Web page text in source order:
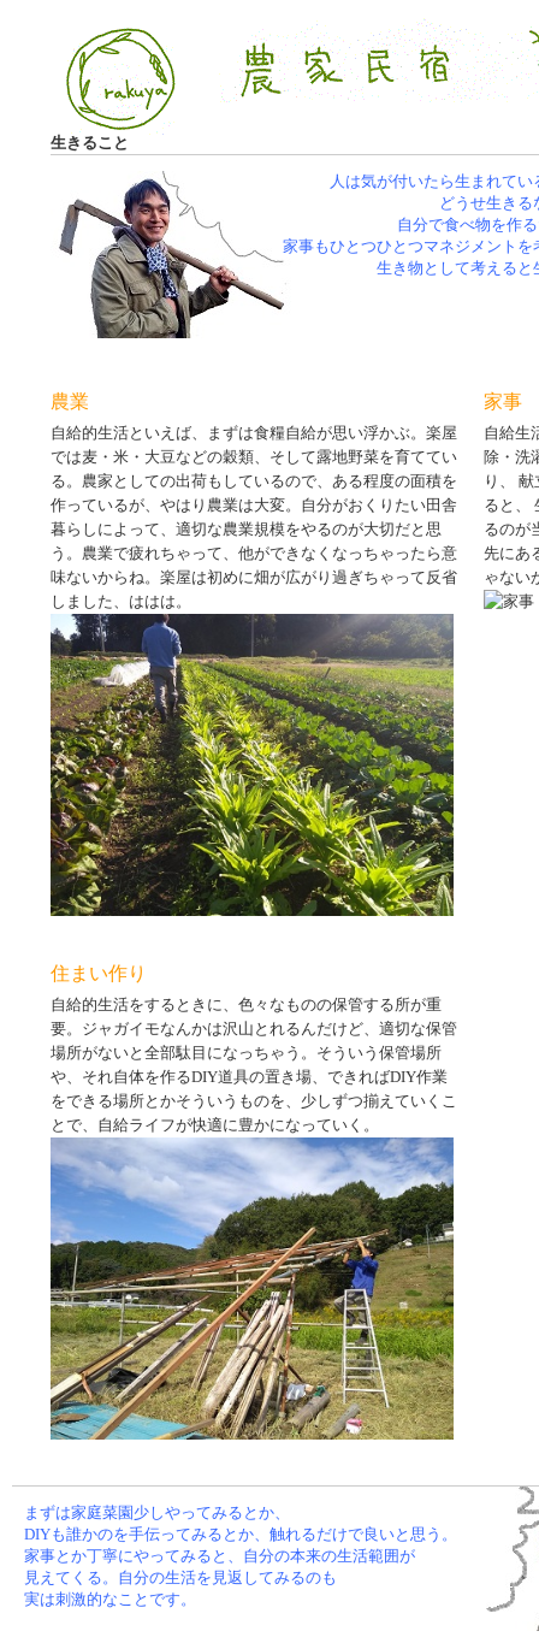
生きること
人は気が付いたら生まれて
どうせ生き
自分で食べ物を作
家事もひとつひとつマネジメント
生き物として考える
農業
自給的生活といえば、まずは食糧自給が思い浮かぶ。楽屋
では麦・米・大豆などの穀類、そして露地野菜を育ててい
る。農家としての出荷もしているので、ある程度の面積を
作っているが、やはり農業は大変。自分がおくりたい田舎
暮らしによって、適切な農業規模をやるのが大切だと思
う。農業で疲れちゃって、他ができなくなっちゃったら意
味ないからね。楽屋は初めに畑が広がり過ぎちゃって反省
しました、ははは。
住まい作り
自給的生活をするときに、色々なものの保管する所が重
要。ジャガイモなんかは沢山とれるんだけど、適切な保管
場所がないと全部駄目になっちゃう。そういう保管場所
や、それ自体を作るDIY道具の置き場、できればDIY作業
をできる場所とかそういうものを、少しずつ揃えていくこ
とで、自給ライフが快適に豊かになっていく。
家事
自給生
除・洗
り、
ると、
るのが
先にあ
ゃない
まずは家庭菜園少しやってみるとか、
DIYも誰かのを手伝ってみるとか、触れるだけで良いと思う。
家事とか丁寧にやってみると、自分の本来の生活範囲が
見えてくる。自分の生活を見返してみるのも
実は刺激的なことです。